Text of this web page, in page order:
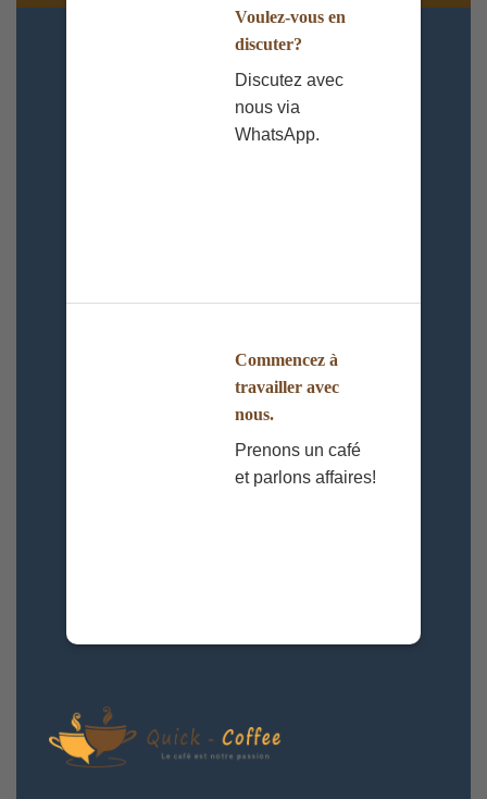
Voulez-vous en
discuter?
Discutez avec
nous via
WhatsApp.
Commencez à
travailler avec
nous.
Prenons un café
et parlons affaires!